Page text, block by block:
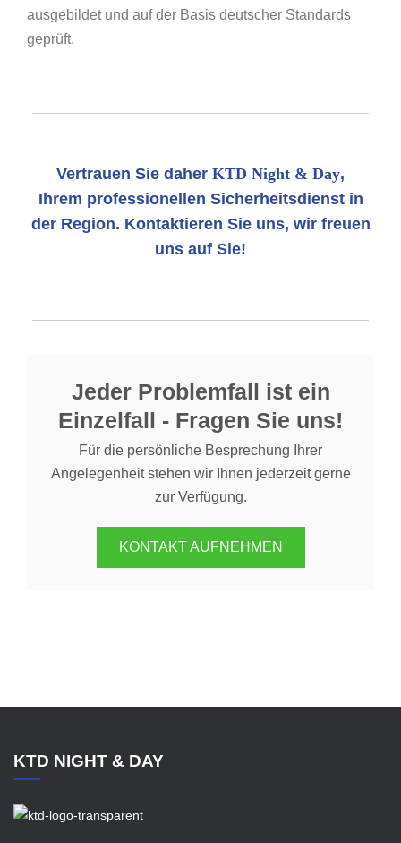
ausgebildet und auf der Basis deutscher Standards
geprüft.
Vertrauen Sie daher KTD Night & Day,
Ihrem professionellen Sicherheitsdienst in
der Region. Kontaktieren Sie uns, wir freuen
uns auf Sie!
Jeder Problemfall ist ein
Einzelfall - Fragen Sie uns!
Für die persönliche Besprechung Ihrer
Angelegenheit stehen wir Ihnen jederzeit gerne
zur Verfügung.
KONTAKT AUFNEHMEN
KTD NIGHT & DAY